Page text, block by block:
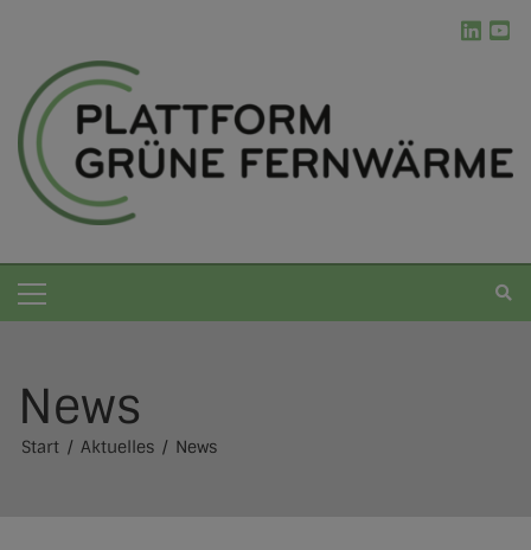
Grüne Fernwärme
Die Plattform
Kommunale Wärmeplanung
News
Start Aktuelles News